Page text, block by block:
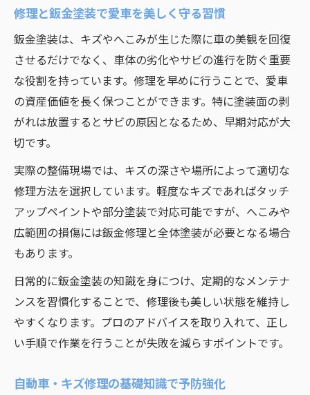
修理と鈑金塗装で愛車を美しく守る習慣
鈑金塗装は、キズやへこみが生じた際に車の美観を回復
させるだけでなく、車体の劣化やサビの進行を防ぐ重要
な役割を持っています。修理を早めに行うことで、愛車
の資産価値を長く保つことができます。特に塗装面の剥
がれは放置するとサビの原因となるため、早期対応が大
切です。
実際の整備現場では、キズの深さや場所によって適切な
修理方法を選択しています。軽度なキズであればタッチ
アップペイントや部分塗装で対応可能ですが、へこみや
広範囲の損傷には鈑金修理と全体塗装が必要となる場合
もあります。
日常的に鈑金塗装の知識を身につけ、定期的なメンテナ
ンスを習慣化することで、修理後も美しい状態を維持し
やすくなります。プロのアドバイスを取り入れて、正し
い手順で作業を行うことが失敗を減らすポイントです。
自動車・キズ修理の基礎知識で予防強化